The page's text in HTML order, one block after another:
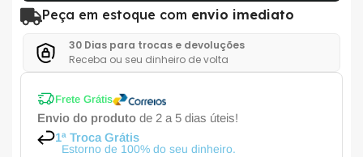
Peça em estoque com envio imediato
30 Dias para trocas e devoluções
Receba ou seu dinheiro de volta
Frete Grátis
Envio do produto de 2 a 5 dias úteis!
1ª Troca Grátis
Estorno de 100% do seu dinheiro.